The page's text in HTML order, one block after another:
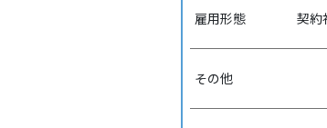
雇用形態 契約
その他